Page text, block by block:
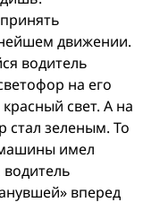
движении.
водитель
на его
свет. А на
стал зеленым. То
имел
вперед